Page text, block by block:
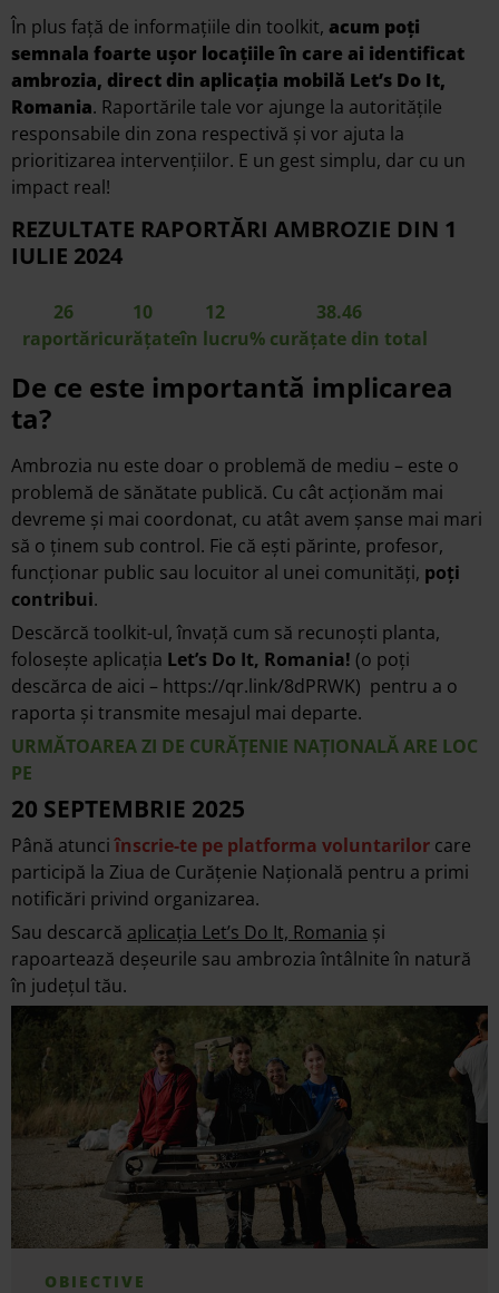
OBIECTIVE
În plus față de informațiile din toolkit, acum poți
semnala foarte ușor locațiile în care ai identificat
ambrozia, direct din aplicația mobilă Let’s Do It,
Romania. Raportările tale vor ajunge la autoritățile
responsabile din zona respectivă și vor ajuta la
prioritizarea intervențiilor. E un gest simplu, dar cu un
impact real!
REZULTATE RAPORTĂRI AMBROZIE DIN 1
IULIE 2024
raportări
26
curățate
10
în lucru
12
% curățate din total
38.46
De ce este importantă implicarea
ta?
Ambrozia nu este doar o problemă de mediu – este o
problemă de sănătate publică. Cu cât acționăm mai
devreme și mai coordonat, cu atât avem șanse mai mari
să o ținem sub control. Fie că ești părinte, profesor,
funcționar public sau locuitor al unei comunități, poți
contribui.
Descărcă toolkit-ul, învață cum să recunoști planta,
folosește aplicația Let’s Do It, Romania! (o poți
descărca de aici – https://qr.link/8dPRWK) pentru a o
raporta și transmite mesajul mai departe.
URMĂTOAREA ZI DE CURĂȚENIE NAȚIONALĂ ARE LOC
PE
20 SEPTEMBRIE 2025
Până atunciînscrie-te pe platforma voluntarilor care
participă la Ziua de Curățenie Națională pentru a primi
notificări privind organizarea.
Sau descarcă aplicația Let’s Do It, Romania și
rapoartează deșeurile sau ambrozia întâlnite în natură
în județul tău.